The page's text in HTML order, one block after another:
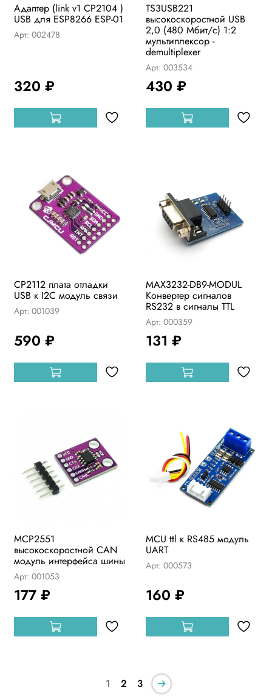
Адаптер (link v1 CP2104 )
USB для ESP8266 ESP-01
Арт: 002478
320 ₽
TS3USB221
высокоскоростной USB
2,0 (480 Мбит/с) 1:2
мультиплексор -
demultiplexer
Арт: 003534
430 ₽
CP2112 плата отладки
USB к I2C модуль связи
Арт: 001039
590 ₽
MAX3232-DB9-MODUL
Конвертер сигналов
RS232 в сигналы TTL
Арт: 000359
131 ₽
MCP2551
высокоскоростной CAN
модуль интерфейса шины
Арт: 001053
177 ₽
MCU ttl к RS485 модуль
UART
Арт: 000573
160 ₽
1 2 3